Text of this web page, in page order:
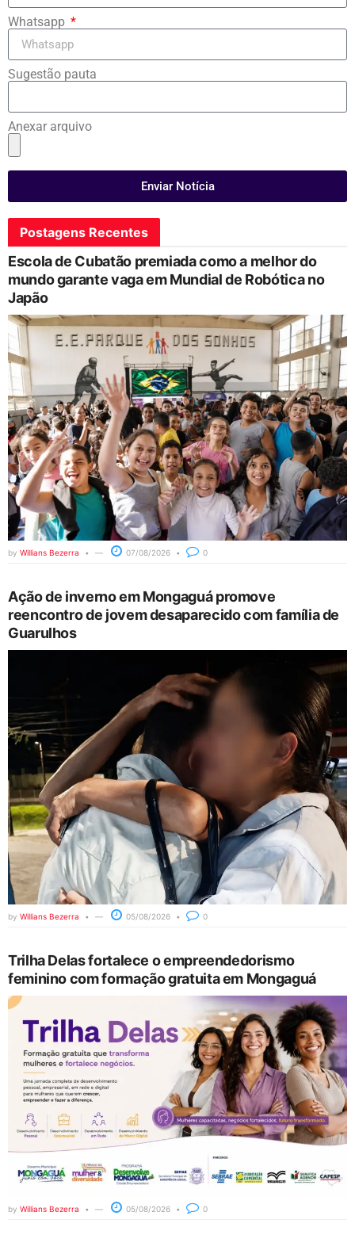
Whatsapp
Sugestão pauta
Anexar arquivo
Enviar Notícia
Postagens Recentes
Escola de Cubatão premiada como a melhor do
mundo garante vaga em Mundial de Robótica no
Japão
by Willians Bezerra 07/08/2026 0
Ação de inverno em Mongaguá promove
reencontro de jovem desaparecido com família de
Guarulhos
by Willians Bezerra 05/08/2026 0
Trilha Delas fortalece o empreendedorismo
feminino com formação gratuita em Mongaguá
by Willians Bezerra 05/08/2026 0